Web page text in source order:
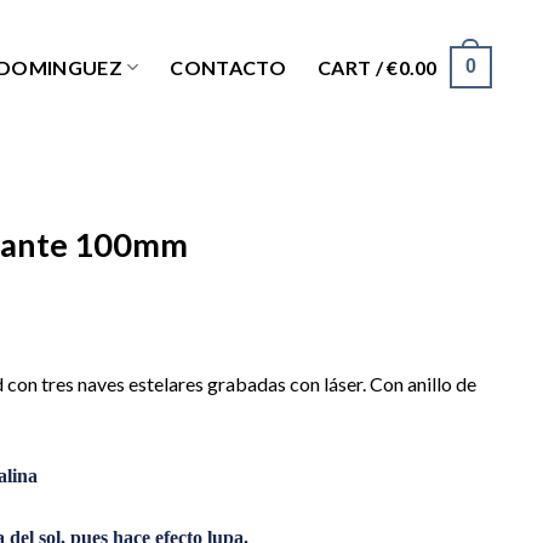
CONTACTO CART /€0.00 0
100mm
tres naves estelares grabadas con láser. Con anillo de
sol, pues hace efecto lupa.